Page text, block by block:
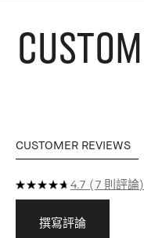
CUSTOMER REVIEWS
4.7 7 則評論
撰寫評論